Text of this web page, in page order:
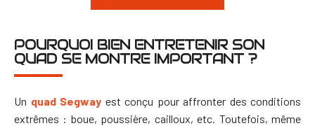
POURQUOI BIEN ENTRETENIR SON
QUAD SE MONTRE IMPORTANT ?
Un quad Segway est conçu pour affronter des conditions
extrêmes : boue, poussière, cailloux, etc. Toutefois, même